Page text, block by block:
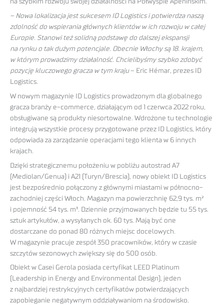
na szybkim rozwoju swojej działalności na Półwyspie Apenińskim.
– Nowa lokalizacja jest sukcesem ID Logistics i potwierdza naszą
zdolność do wspierania głównych klientów w ich rozwoju w całej
Europie. Stanowi też solidną podstawę do dalszej ekspansji
na rynku o tak dużym potencjale. Obecnie Włochy są 18. krajem,
w którym prowadzimy działalność. Chcielibyśmy szybko zdobyć
pozycję kluczowego gracza w tym kraju– Eric Hémar, prezes ID
Logistics.
W nowym magazynie ID Logistics prowadzonym dla globalnego
gracza branży e-commerce, działającym od 1 czerwca 2022 roku,
obsługiwane są produkty niesortowalne. Wdrożone tu technologie
integrują wszystkie procesy przygotowane przez ID Logistics, który
odpowiada za zarządzanie operacjami tego klienta w 6 innych
krajach.
Dzięki strategicznemu położeniu w pobliżu autostrad A7
(Mediolan/Genua) i A21 (Turyn/Brescia), nowy obiekt ID Logistics
jest bezpośrednio połączony z głównymi miastami w północno-
zachodniej części Włoch. Magazyn ma powierzchnię 62,9 tys. m²
i pojemność 54 tys. m³. Dziennie przyjmowanych będzie tu 55 tys.
sztuk artykułów, a wysyłanych ok. 60 tys. Mają być one
dostarczane do ponad 80 różnych miejsc docelowych.
W magazynie pracuje zespół 350 pracowników, który w czasie
szczytów sezonowych zwiększy się do 500 osób.
Obiekt w Casei Gerola posiada certyfikat LEED Platinum
(Leadership in Energy and Environmental Design), jeden
z najbardziej restrykcyjnych certyfikatów potwierdzających
zapobieganie negatywnym oddziaływaniom na środowisko.